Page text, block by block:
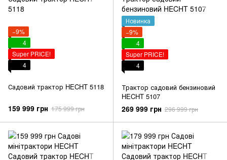
−9%
4
Super PRICE!
4
Садовий трактор HECHT 5118
159 999 грн 175 999 грн
Новинка
−9%
4
Super PRICE!
4
Трактор садовий бензиновий
HECHT 5107
269 999 грн 296 999 грн